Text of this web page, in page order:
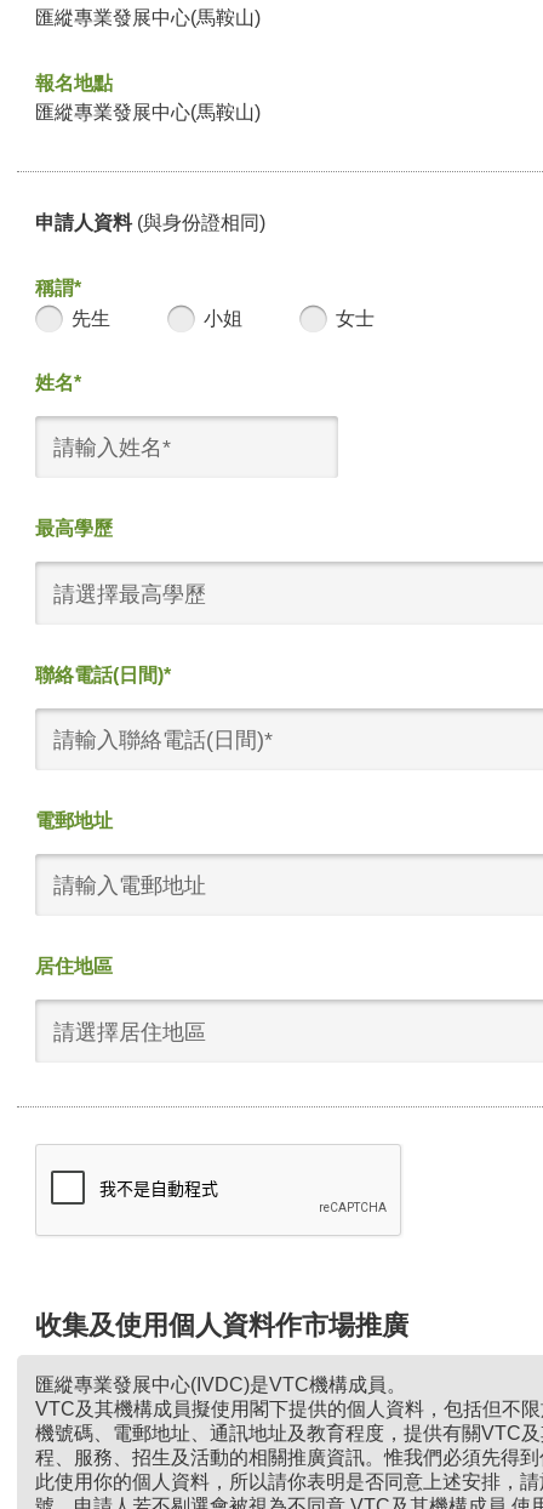
匯縱專業發展中心(馬鞍山)
報名地點
匯縱專業發展中心(馬鞍山)
申請人資料 (與身份證相同)
稱謂*
先生
小姐 女士
姓名*
最高學歷
請選擇最高學歷
聯絡電話(日間)*
電郵地址
居住地區
請選擇居住地區
收集及使用個人資料作市場推廣
匯縱專業發展中心(IVDC)是VTC機構成員。
VTC及其機構成員擬使用閣下提供的個人資料，包括但不
機號碼、電郵地址、通訊地址及教育程度，提供有關VTC
程、服務、招生及活動的相關推廣資訊。惟我們必須先得
此使用你的個人資料，所以請你表明是否同意上述安排，